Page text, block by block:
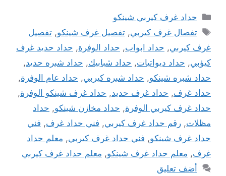
التصنيفات
حداد غرف كيربي شينكو
الوسوم
تفصال غرف كيربي,تفصيل غرف شينكو,تفصيل
غرف كيربي, حداد ابواب, حداد الوفرة, حداد حديد غرف
كيؤبي, حداد ديواتيات, حداد شبابيك, حداد شبره حديد,
حداد شبره شينكو, حداد شبره كيربي, حداد عام الوفرة,
حداد غرف, حداد غرف حديد, حداد غرف شينكو الوفرة,
حداد غرف كيربي الوفرة, حداد مخازن شينكو, حداد
مظلات, رقم حداد غرف كيربي, فني حداد غرف, فني
حداد غرف شينكو, فني حداد غرف كيربي, معلم حداد
غرف, معلم حداد غرف شينكو, معلم حداد غرف كيربي
أضف تعليق